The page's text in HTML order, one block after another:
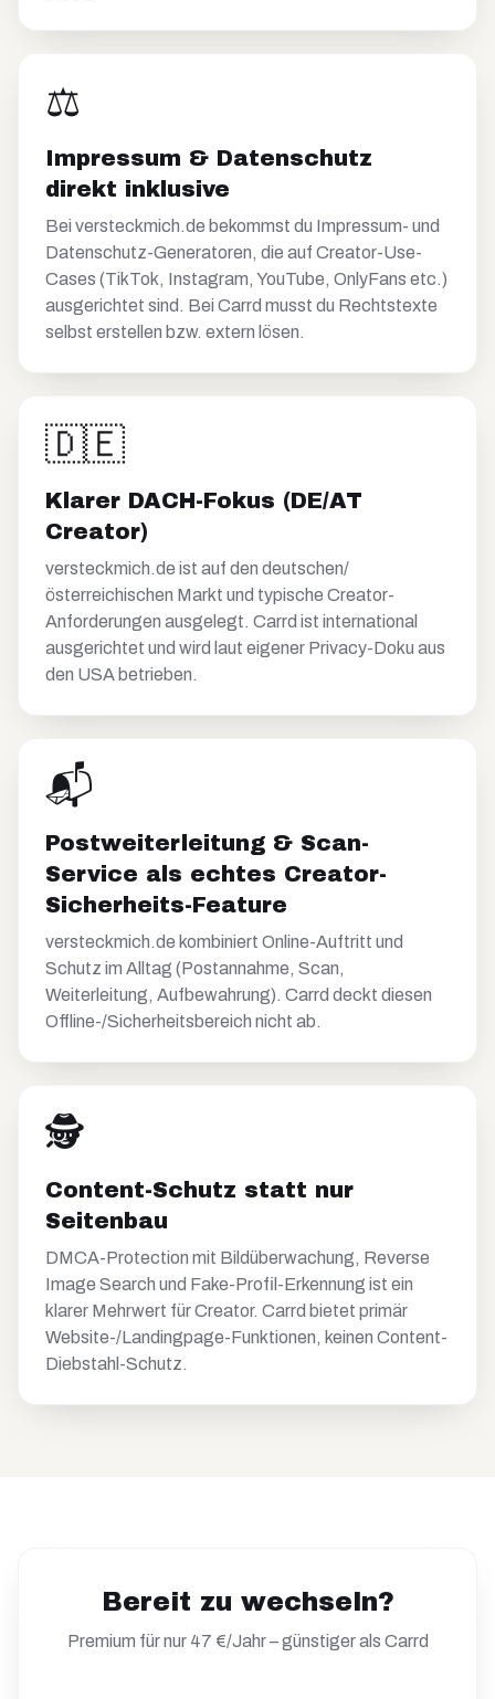
⚖️
Impressum & Datenschutz
direkt inklusive
Bei versteckmich.de bekommst du Impressum- und
Datenschutz-Generatoren, die auf Creator-Use-
Cases (TikTok, Instagram, YouTube, OnlyFans etc.)
ausgerichtet sind. Bei Carrd musst du Rechtstexte
selbst erstellen bzw. extern lösen.
🇩🇪
Klarer DACH-Fokus (DE/AT
Creator)
versteckmich.de ist auf den deutschen/
österreichischen Markt und typische Creator-
Anforderungen ausgelegt. Carrd ist international
ausgerichtet und wird laut eigener Privacy-Doku aus
den USA betrieben.
📬
Postweiterleitung & Scan-
Service als echtes Creator-
Sicherheits-Feature
versteckmich.de kombiniert Online-Auftritt und
Schutz im Alltag (Postannahme, Scan,
Weiterleitung, Aufbewahrung). Carrd deckt diesen
Offline-/Sicherheitsbereich nicht ab.
🕵️
Content-Schutz statt nur
Seitenbau
DMCA-Protection mit Bildüberwachung, Reverse
Image Search und Fake-Profil-Erkennung ist ein
klarer Mehrwert für Creator. Carrd bietet primär
Website-/Landingpage-Funktionen, keinen Content-
Diebstahl-Schutz.
Bereit zu wechseln?
Premium für nur 47 €/Jahr – günstiger als Carrd